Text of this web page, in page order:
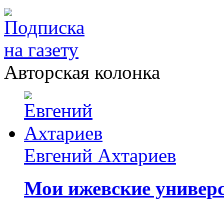
Авторская колонка
Евгений Ахтариев
Мои ижевские